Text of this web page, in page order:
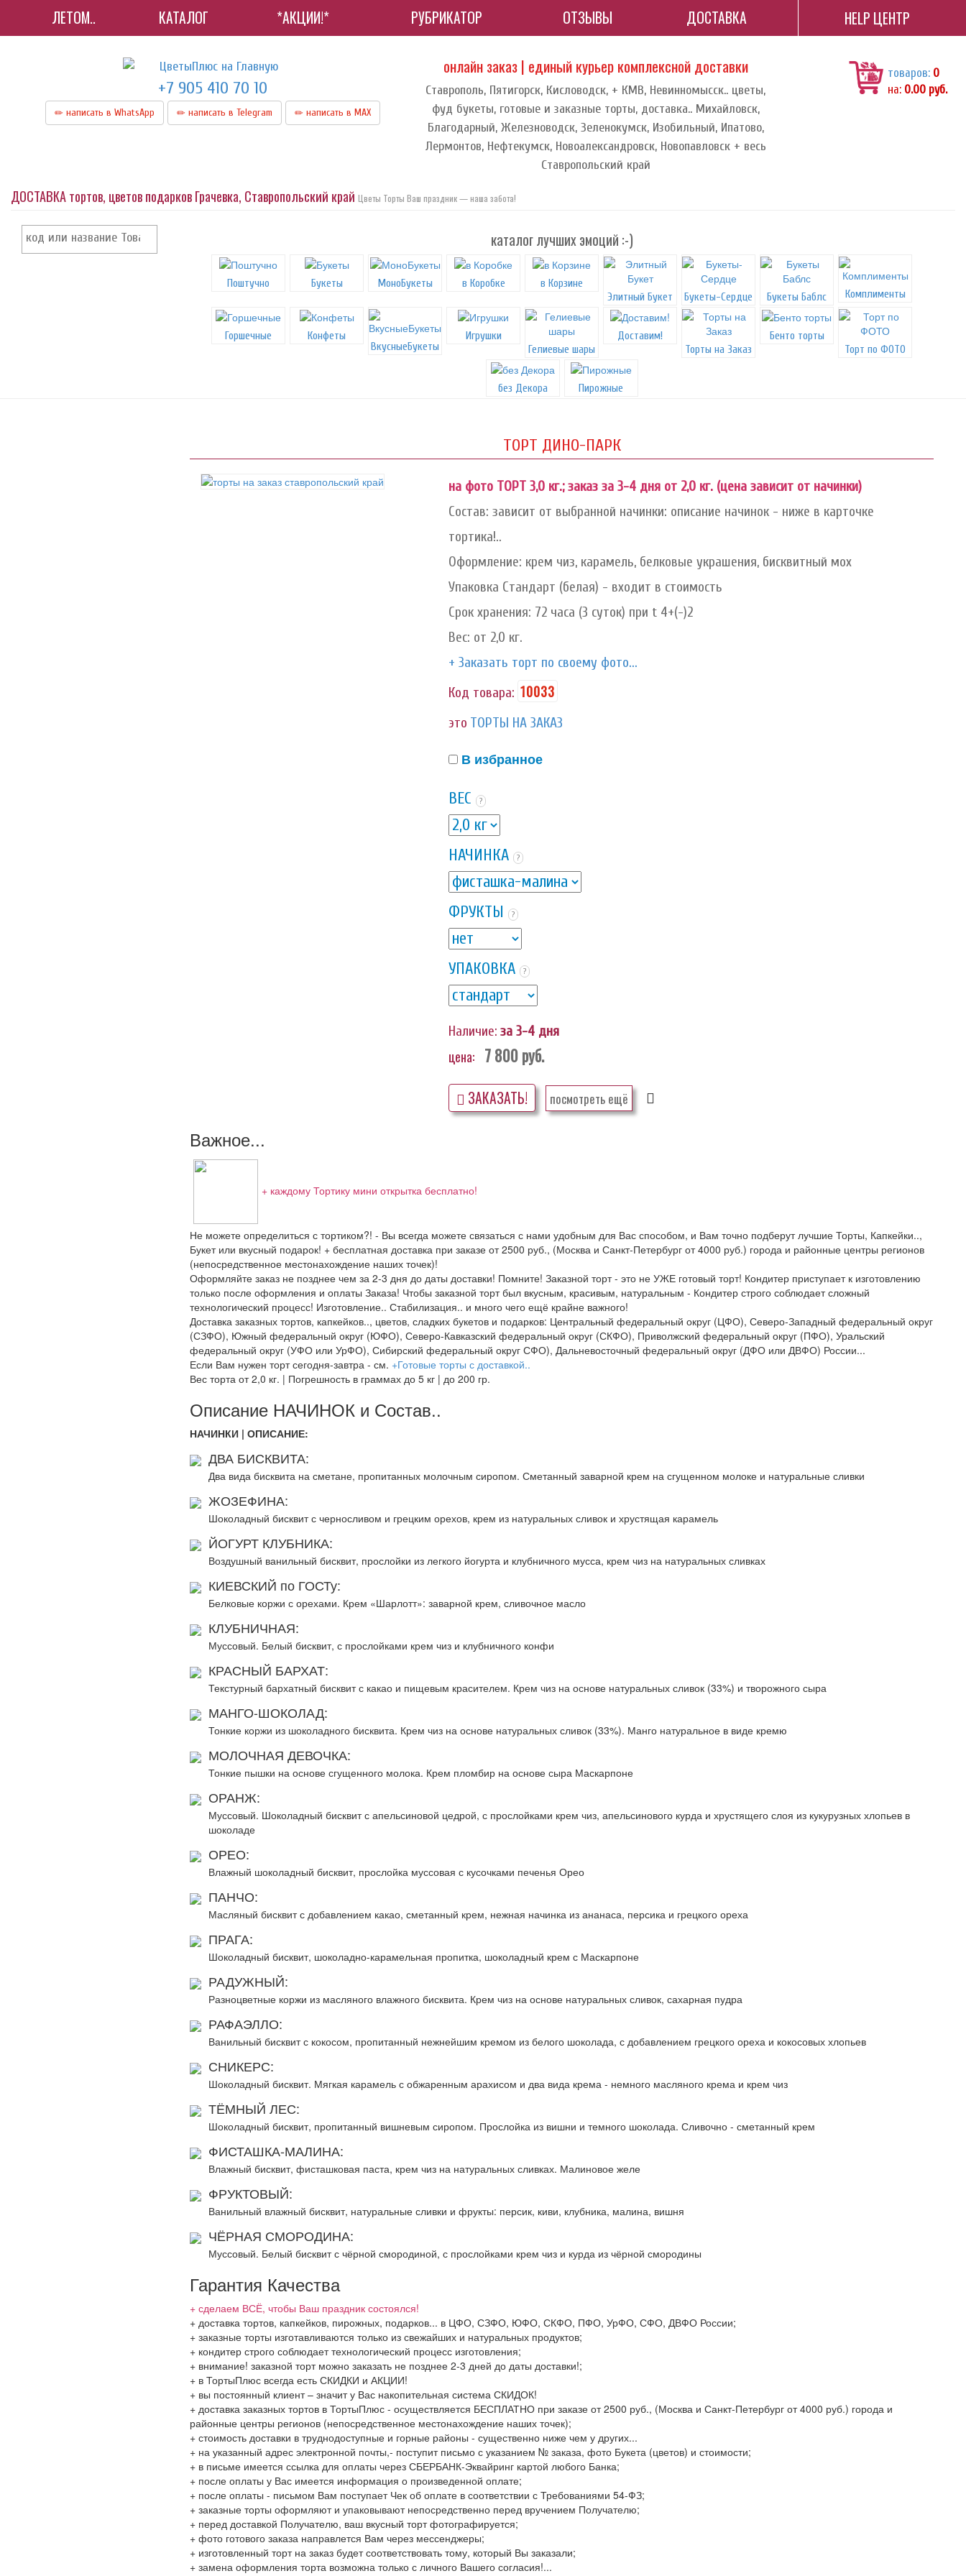
ЛЕТОМ.. КАТАЛОГ *АКЦИИ!* РУБРИКАТОР ОТЗЫВЫ ДОСТАВКА HELP ЦЕНТР
+7 905 410 70 10
написать в WhatsApp написать в Telegram написать в МАХ
онлайн заказ | единый курьер комплексной доставки
Ставрополь, Пятигорск, Кисловодск, + КМВ, Невинномысск.. цветы,
фуд букеты, готовые и заказные торты, доставка.. Михайловск,
Благодарный, Железноводск, Зеленокумск, Изобильный, Ипатово,
Лермонтов, Нефтекумск, Новоалександровск, Новопавловск + весь
Ставропольский край
товаров: 0
на: 0.00 руб.
ДОСТАВКА тортов, цветов подарков Грачевка, Ставропольский край Цветы Торты Ваш праздник — наша забота!
каталог лучших эмоций :-)
Поштучно Букеты МоноБукеты в Коробке
в Корзине
Элитный Букет
Букеты-Сердце Букеты Баблс Комплименты
Горшечные
Конфеты
ВкусныеБукеты
Игрушки
Гелиевые шары
Доставим!
Торты на Заказ
Бенто торты
Торт по ФОТО
без Декора Пирожные
ТОРТ ДИНО-ПАРК
на фото ТОРТ 3,0 кг.; заказ за 3-4 дня от 2,0 кг. (цена зависит от начинки)
Состав: зависит от выбранной начинки: описание начинок - ниже в карточке
тортика!..
Оформление: крем чиз, карамель, белковые украшения, бисквитный мох
Упаковка Стандарт (белая) - входит в стоимость
Срок хранения: 72 часа (3 суток) при t 4+(-)2
Вес: от 2,0 кг.
+ Заказать торт по своему фото...
Код товара: 10033
это ТОРТЫ НА ЗАКАЗ
В избранное
ВЕС ?
НАЧИНКА ?
ФРУКТЫ ?
УПАКОВКА ?
Наличие: за 3-4 дня
цена: 7 800руб.
ЗАКАЗАТЬ! посмотреть ещё
Важное...
+ каждому Тортику мини открытка бесплатно!
Не можете определиться с тортиком?! - Вы всегда можете связаться с нами удобным для Вас способом, и Вам точно подберут лучшие Торты, Капкейки..,
Букет или вкусный подарок! + бесплатная доставка при заказе от 2500 руб., (Москва и Санкт-Петербург от 4000 руб.) города и районные центры регионов
(непосредственное местонахождение наших точек)!
Оформляйте заказ не позднее чем за 2-3 дня до даты доставки! Помните! Заказной торт - это не УЖЕ готовый торт! Кондитер приступает к изготовлению
только после оформления и оплаты Заказа! Чтобы заказной торт был вкусным, красивым, натуральным - Кондитер строго соблюдает сложный
технологический процесс! Изготовление.. Стабилизация.. и много чего ещё крайне важного!
Доставка заказных тортов, капкейков.., цветов, сладких букетов и подарков: Центральный федеральный округ (ЦФО), Северо-Западный федеральный округ
(СЗФО), Южный федеральный округ (ЮФО), Северо-Кавказский федеральный округ (СКФО), Приволжский федеральный округ (ПФО), Уральский
федеральный округ (УФО или УрФО), Сибирский федеральный округ СФО), Дальневосточный федеральный округ (ДФО или ДВФО) России...
Если Вам нужен торт сегодня-завтра - см. +Готовые торты с доставкой..
Вес торта от 2,0 кг. | Погрешность в граммах до 5 кг | до 200 гр.
Описание НАЧИНОК и Состав..
НАЧИНКИ | ОПИСАНИЕ:
ДВА БИСКВИТА:
Два вида бисквита на сметане, пропитанных молочным сиропом. Сметанный заварной крем на сгущенном молоке и натуральные сливки
ЖОЗЕФИНА:
Шоколадный бисквит с черносливом и грецким орехов, крем из натуральных сливок и хрустящая карамель
ЙОГУРТ КЛУБНИКА:
Воздушный ванильный бисквит, прослойки из легкого йогурта и клубничного мусса, крем чиз на натуральных сливках
КИЕВСКИЙ по ГОСТу:
Белковые коржи с орехами. Крем «Шарлотт»: заварной крем, сливочное масло
КЛУБНИЧНАЯ:
Муссовый. Белый бисквит, с прослойками крем чиз и клубничного конфи
КРАСНЫЙ БАРХАТ:
Текстурный бархатный бисквит с какао и пищевым красителем. Крем чиз на основе натуральных сливок (33%) и творожного сыра
МАНГО-ШОКОЛАД:
Тонкие коржи из шоколадного бисквита. Крем чиз на основе натуральных сливок (33%). Манго натуральное в виде кремю
МОЛОЧНАЯ ДЕВОЧКА:
Тонкие пышки на основе сгущенного молока. Крем пломбир на основе сыра Маскарпоне
ОРАНЖ:
Муссовый. Шоколадный бисквит с апельсиновой цедрой, с прослойками крем чиз, апельсинового курда и хрустящего слоя из кукурузных хлопьев в
шоколаде
ОРЕО:
Влажный шоколадный бисквит, прослойка муссовая с кусочками печенья Орео
ПАНЧО:
Масляный бисквит с добавлением какао, сметанный крем, нежная начинка из ананаса, персика и грецкого ореха
ПРАГА:
Шоколадный бисквит, шоколадно-карамельная пропитка, шоколадный крем с Маскарпоне
РАДУЖНЫЙ:
Разноцветные коржи из масляного влажного бисквита. Крем чиз на основе натуральных сливок, сахарная пудра
РАФАЭЛЛО:
Ванильный бисквит с кокосом, пропитанный нежнейшим кремом из белого шоколада, с добавлением грецкого ореха и кокосовых хлопьев
СНИКЕРС:
Шоколадный бисквит. Мягкая карамель с обжаренным арахисом и два вида крема - немного масляного крема и крем чиз
ТЁМНЫЙ ЛЕС:
Шоколадный бисквит, пропитанный вишневым сиропом. Прослойка из вишни и темного шоколада. Сливочно - сметанный крем
ФИСТАШКА-МАЛИНА:
Влажный бисквит, фисташковая паста, крем чиз на натуральных сливках. Малиновое желе
ФРУКТОВЫЙ:
Ванильный влажный бисквит, натуральные сливки и фрукты: персик, киви, клубника, малина, вишня
ЧЁРНАЯ СМОРОДИНА:
Муссовый. Белый бисквит с чёрной смородиной, с прослойками крем чиз и курда из чёрной смородины
Гарантия Качества
+ сделаем ВСЁ, чтобы Ваш праздник состоялся!
+ доставка тортов, капкейков, пирожных, подарков... в ЦФО, СЗФО, ЮФО, СКФО, ПФО, УрФО, СФО, ДВФО России;
+ заказные торты изготавливаются только из свежайших и натуральных продуктов;
+ кондитер строго соблюдает технологический процесс изготовления;
+ внимание! заказной торт можно заказать не позднее 2-3 дней до даты доставки!;
+ в ТортыПлюс всегда есть СКИДКИ и АКЦИИ!
+ вы постоянный клиент – значит у Вас накопительная система СКИДОК!
+ доставка заказных тортов в ТортыПлюс - осуществляется БЕСПЛАТНО при заказе от 2500 руб., (Москва и Санкт-Петербург от 4000 руб.) города и
районные центры регионов (непосредственное местонахождение наших точек);
+ стоимость доставки в труднодоступные и горные районы - существенно ниже чем у других...
+ на указанный адрес электронной почты,- поступит письмо с указанием № заказа, фото Букета (цветов) и стоимости;
+ в письме имеется ссылка для оплаты через СБЕРБАНК-Эквайринг картой любого Банка;
+ после оплаты у Вас имеется информация о произведенной оплате;
+ после оплаты - письмом Вам поступает Чек об оплате в соответствии с Требованиями 54-ФЗ;
+ заказные торты оформляют и упаковывают непосредственно перед вручением Получателю;
+ перед доставкой Получателю, ваш вкусный торт фотографируется;
+ фото готового заказа направлется Вам через мессенджеры;
+ изготовленный торт на заказ будет соответствовать тому, который Вы заказали;
+ замена оформления торта возможна только с личного Вашего согласия!...